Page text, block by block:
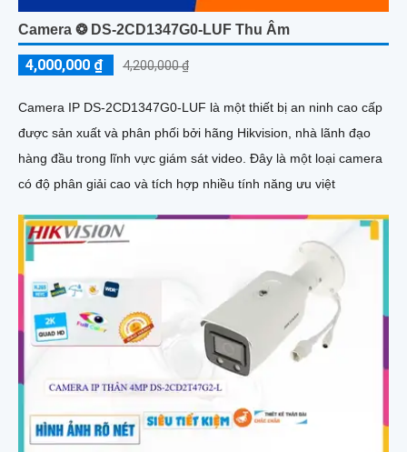
Camera ❂ DS-2CD1347G0-LUF Thu Âm
4,000,000 ₫ 4,200,000 ₫
Camera IP DS-2CD1347G0-LUF là một thiết bị an ninh cao cấp
được sản xuất và phân phối bởi hãng Hikvision, nhà lãnh đạo
hàng đầu trong lĩnh vực giám sát video. Đây là một loại camera
có độ phân giải cao và tích hợp nhiều tính năng ưu việt